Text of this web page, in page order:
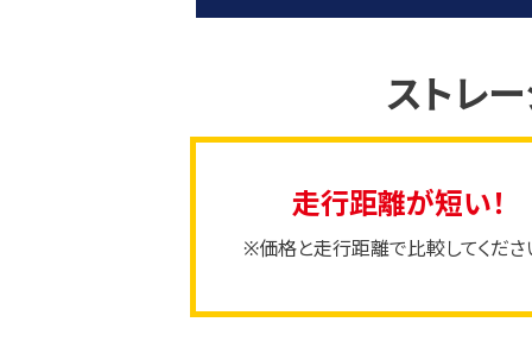
ストレ
走行距離が短い！
※価格と走行距離で比較してくださ